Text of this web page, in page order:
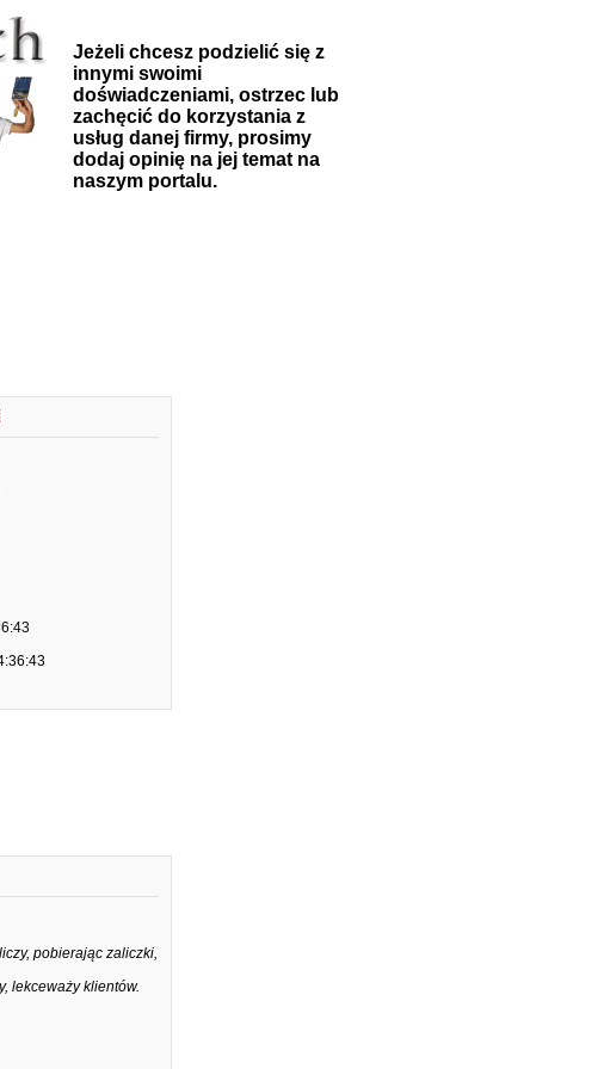
Jeżeli chcesz podzielić się z
innymi swoimi
doświadczeniami, ostrzec lub
zachęcić do korzystania z
usług danej firmy, prosimy
dodaj opinię na jej temat na
naszym portalu.
pobierając zaliczki,
lekceważy klientów.